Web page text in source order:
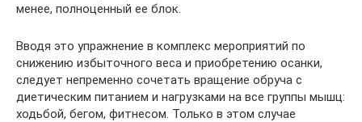
менее, полноценный ее блок.
Вводя это упражнение в комплекс мероприятий по
снижению избыточного веса и приобретению осанки,
следует непременно сочетать вращение обруча с
диетическим питанием и нагрузками на все группы мышц:
ходьбой, бегом, фитнесом. Только в этом случае